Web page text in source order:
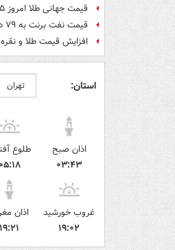
قیمت جهانی طلا امروز ۱۵ مرداد
قیمت نفت برنت به ۷۹ دلار رسید
افزایش قیمت طلا و
استان:
اذان صبح
۰۳:۴۳
طلوع
۰۵:۱۸
غروب خورشید
۱۹:۰۲
اذان
۱۹:۲۱